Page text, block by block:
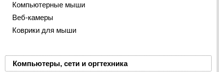
Компьютерные мыши
Веб-камеры
Коврики для мыши
Компьютеры, сети и оргтехника